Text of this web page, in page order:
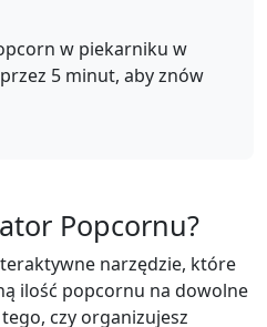
w piekarniku w
5 minut, aby znów
Popcornu?
narzędzie, które
ilość popcornu na dowolne
czy organizujesz